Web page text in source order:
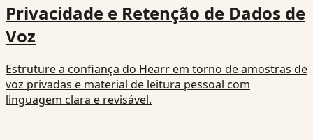
Privacidade e Retenção de Dados de
Voz
Estruture a confiança do Hearr em torno de amostras de
voz privadas e material de leitura pessoal com
linguagem clara e revisável.